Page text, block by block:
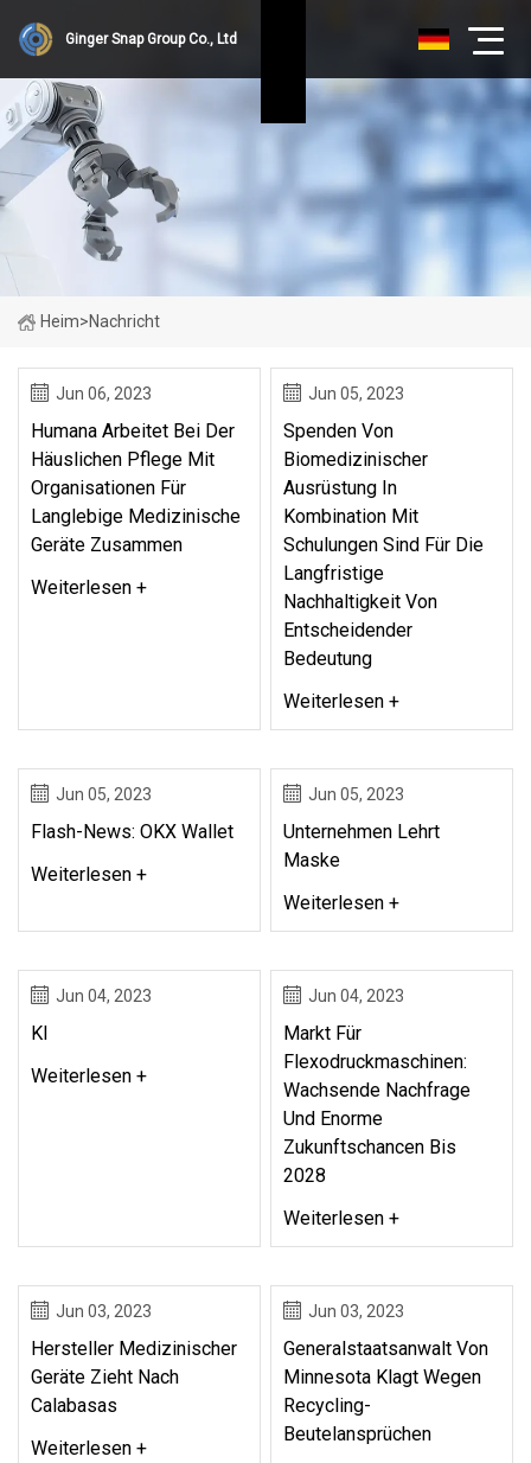
Ginger Snap Group Co., Ltd
Heim>Nachricht
Jun 06, 2023
Humana Arbeitet Bei Der
Häuslichen Pflege Mit
Organisationen Für
Langlebige Medizinische
Geräte Zusammen
Weiterlesen +
Jun 05, 2023
Spenden Von
Biomedizinischer
Ausrüstung In
Kombination Mit
Schulungen Sind Für Die
Langfristige
Nachhaltigkeit Von
Entscheidender
Bedeutung
Weiterlesen +
Jun 05, 2023
Flash-News: OKX Wallet
Weiterlesen +
Jun 05, 2023
Unternehmen Lehrt
Maske
Weiterlesen +
Jun 04, 2023
KI
Weiterlesen +
Jun 04, 2023
Markt Für
Flexodruckmaschinen:
Wachsende Nachfrage
Und Enorme
Zukunftschancen Bis
2028
Weiterlesen +
Jun 03, 2023
Hersteller Medizinischer
Geräte Zieht Nach
Calabasas
Weiterlesen +
Jun 03, 2023
Generalstaatsanwalt Von
Minnesota Klagt Wegen
Recycling-
Beutelansprüchen